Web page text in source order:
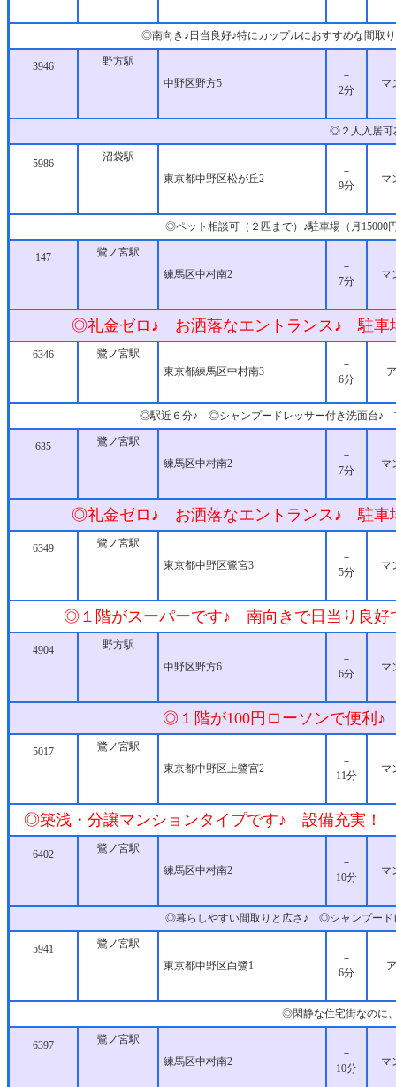
◎南向き♪日当良好♪特にカップルにおすすめな間
3946
野方駅
中野区野方5
－
2分
マ
◎２人入居可
5986
沼袋駅
東京都中野区松が丘2
－
9分
マ
◎ペット相談可（２匹まで）♪駐車場（月15000
147
鷺ノ宮駅
練馬区中村南2
－
7分
マ
◎礼金ゼロ♪ お洒落なエントランス♪ 駐車
6346
鷺ノ宮駅
東京都練馬区中村南3
－
6分
◎駅近６分♪ ◎シャンプードレッサー付き洗面台♪
635
鷺ノ宮駅
練馬区中村南2
－
7分
マ
◎礼金ゼロ♪ お洒落なエントランス♪ 駐車
6349
鷺ノ宮駅
東京都中野区鷺宮3
－
5分
マ
◎１階がスーパーです♪ 南向きで日当り良
4904
野方駅
中野区野方6
－
6分
マ
◎１階が100円ローソンで便
5017
鷺ノ宮駅
東京都中野区上鷺宮2
－
11分
マ
◎築浅・分譲マンションタイプです♪ 設備充実！
6402
鷺ノ宮駅
練馬区中村南2
－
10分
マ
◎暮らしやすい間取りと広さ♪ ◎シャンプー
5941
鷺ノ宮駅
東京都中野区白鷺1
－
6分
◎閑静な住宅街なのに
6397
鷺ノ宮駅
練馬区中村南2
－
10分
マ